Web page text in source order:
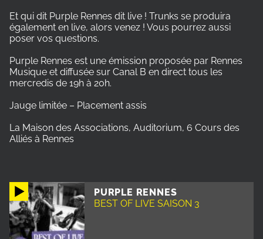
PURPLE RENNES
BEST OF LIVE SAISON 3
Et qui dit Purple Rennes dit live ! Trunks se produira
également en live, alors venez ! Vous pourrez aussi
poser vos questions.
Purple Rennes est une émission proposée par Rennes
Musique et diffusée sur Canal B en direct tous les
mercredis de 19h à 20h.
Jauge limitée – Placement assis
La Maison des Associations, Auditorium, 6 Cours des
Alliés à Rennes